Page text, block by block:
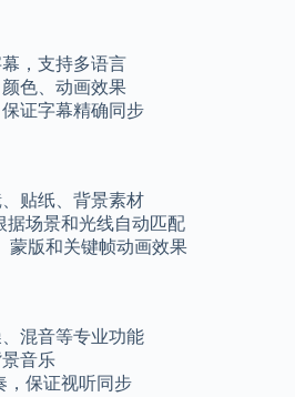
，支持多语言
色、动画效果
证字幕精确同步
贴纸、背景素材
据场景和光线自动匹配
蒙版和关键帧动画效果
混音等专业功能
音乐
，保证视听同步